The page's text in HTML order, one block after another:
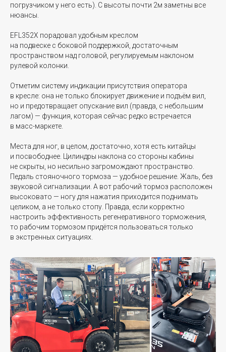
погрузчиком у него есть). С высоты почти 2м заметны все
нюансы.
EFL352X порадовал удобным креслом
на подвеске с боковой поддержкой, достаточным
пространством над головой, регулируемым наклоном
рулевой колонки.
Отметим систему индикации присутствия оператора
в кресле: она не только блокирует движение и подъём вил,
но и предотвращает опускание вил (правда, с небольшим
лагом) — функция, которая сейчас редко встречается
в масс-маркете.
Места для ног, в целом, достаточно, хотя есть китайцы
и посвободнее. Цилиндры наклона со стороны кабины
не скрыты, но несильно загромождают пространство.
Педаль стояночного тормоза — удобное решение. Жаль, без
звуковой сигнализации. А вот рабочий тормоз расположен
высоковато — ногу для нажатия приходится поднимать
целиком, а не только стопу. Правда, если корректно
настроить эффективность регенеративного торможения,
то рабочим тормозом придётся пользоваться только
в экстренных ситуациях.